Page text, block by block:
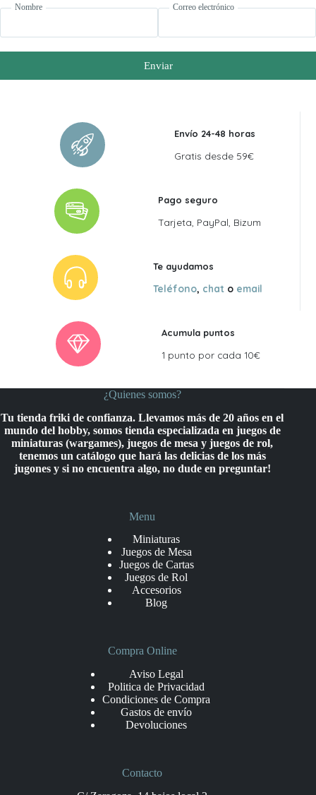
Nombre Correo electrónico
Enviar
Envío 24-48 horas
Gratis desde 59€
Pago seguro
Tarjeta, PayPal, Bizum
Te ayudamos
Teléfono, chat o email
Acumula puntos
1 punto por cada 10€
¿Quienes somos?
Tu tienda friki de confianza. Llevamos más de 20 años en el
mundo del hobby, somos tienda especializada en juegos de
miniaturas (wargames), juegos de mesa y juegos de rol,
tenemos un catálogo que hará las delicias de los más
jugones y si no encuentra algo, no dude en preguntar!
Menu
Miniaturas
Juegos de Mesa
Juegos de Cartas
Juegos de Rol
Accesorios
Blog
Compra Online
Aviso Legal
Politica de Privacidad
Condiciones de Compra
Gastos de envío
Devoluciones
Contacto